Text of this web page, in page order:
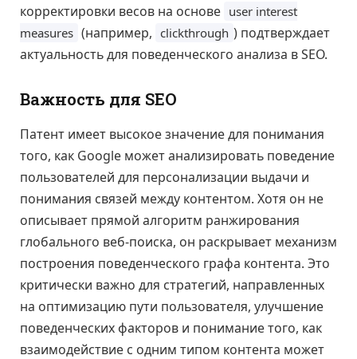
корректировки весов на основе user interest
measures (например, clickthrough ) подтверждает
актуальность для поведенческого анализа в SEO.
Важность для SEO
Патент имеет высокое значение для понимания
того, как Google может анализировать поведение
пользователей для персонализации выдачи и
понимания связей между контентом. Хотя он не
описывает прямой алгоритм ранжирования
глобального веб-поиска, он раскрывает механизм
построения поведенческого графа контента. Это
критически важно для стратегий, направленных
на оптимизацию пути пользователя, улучшение
поведенческих факторов и понимание того, как
взаимодействие с одним типом контента может